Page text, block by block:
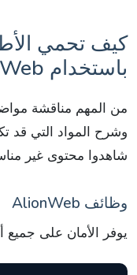
كيف تحمي
باستخدام AlionWeb؟
من المهم مناقشة
وشرح المواد التي قد
شاهدوا محتوى غير
وظائف AlionWeb
يوفر الأمان على